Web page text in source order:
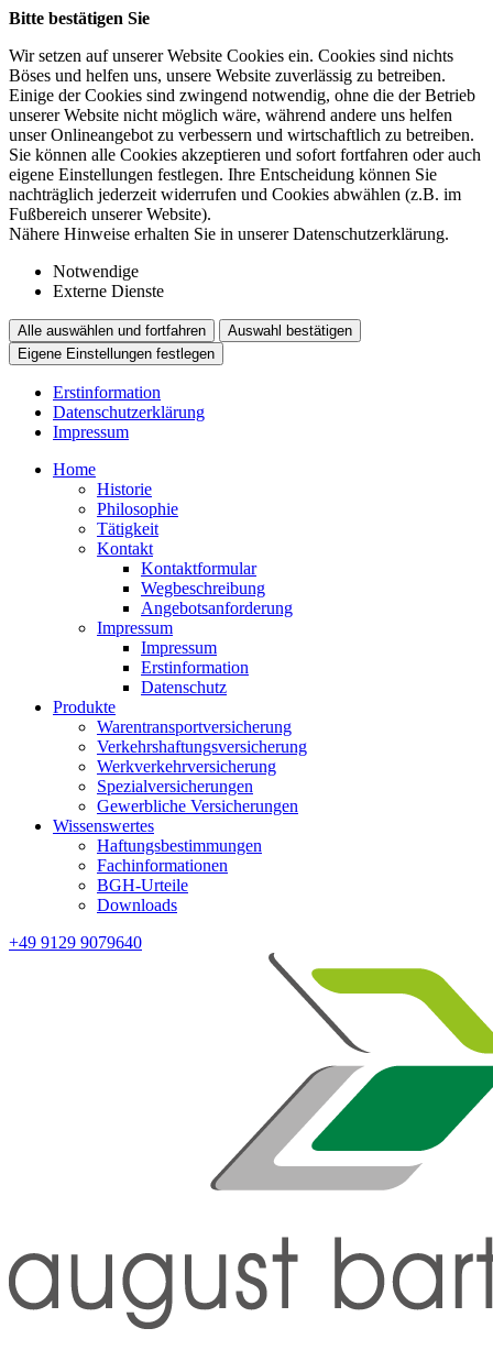
Bitte bestätigen Sie
Wir setzen auf unserer Website Cookies ein. Cookies sind nichts
Böses und helfen uns, unsere Website zuverlässig zu betreiben.
Einige der Cookies sind zwingend notwendig, ohne die der Betrieb
unserer Website nicht möglich wäre, während andere uns helfen
unser Onlineangebot zu verbessern und wirtschaftlich zu betreiben.
Sie können alle Cookies akzeptieren und sofort fortfahren oder auch
eigene Einstellungen festlegen. Ihre Entscheidung können Sie
nachträglich jederzeit widerrufen und Cookies abwählen (z.B. im
Fußbereich unserer Website).
Nähere Hinweise erhalten Sie in unserer Datenschutzerklärung.
Notwendige
Externe Dienste
Alle auswählen und fortfahren
Auswahl bestätigen
Eigene Einstellungen festlegen
Erstinformation
Datenschutzerklärung
Impressum
Home
Historie
Philosophie
Tätigkeit
Kontakt
Kontaktformular
Wegbeschreibung
Angebotsanforderung
Impressum
Impressum
Erstinformation
Datenschutz
Produkte
Warentransportversicherung
Verkehrshaftungsversicherung
Werkverkehrversicherung
Spezialversicherungen
Gewerbliche Versicherungen
Wissenswertes
Haftungsbestimmungen
Fachinformationen
BGH-Urteile
Downloads
+49 9129 9079640